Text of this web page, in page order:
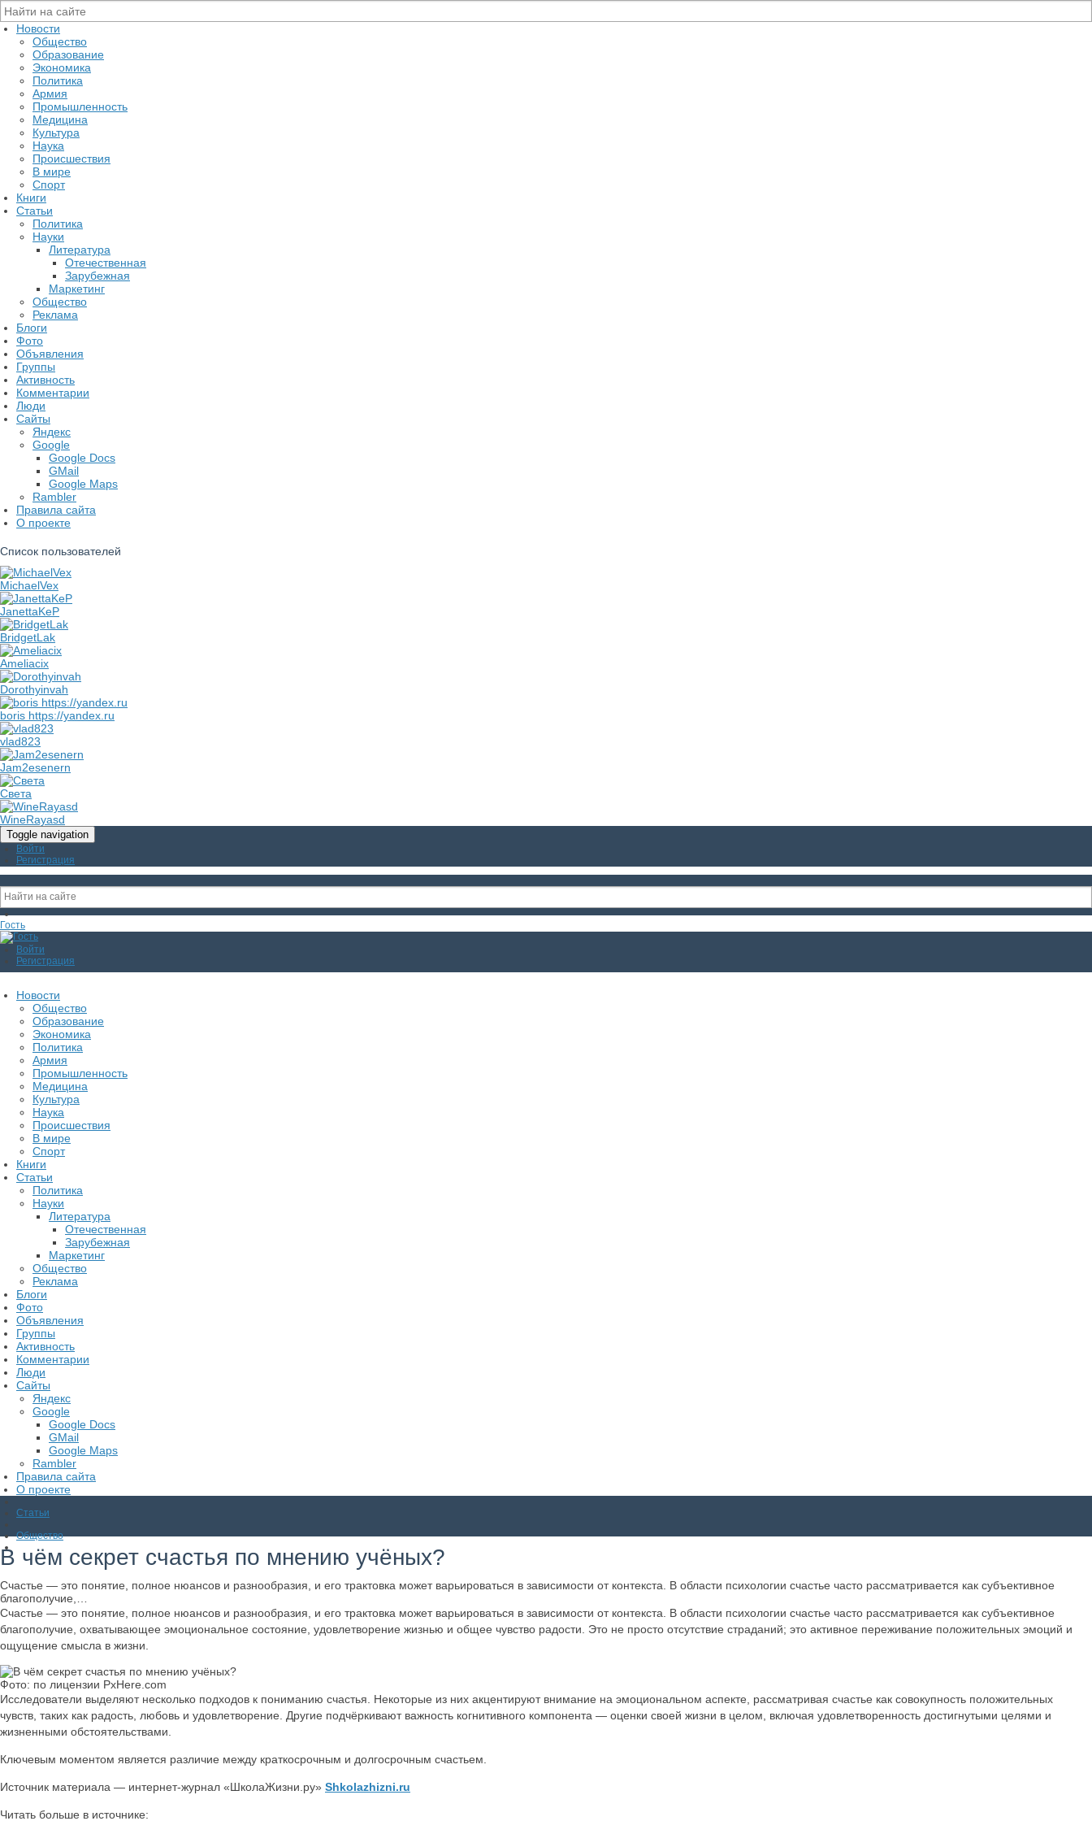
Новости
Общество
Образование
Экономика
Политика
Армия
Промышленность
Медицина
Культура
Наука
Происшествия
В мире
Спорт
Книги
Статьи
Политика
Науки
Литература
Отечественная
Зарубежная
Маркетинг
Общество
Реклама
Блоги
Фото
Объявления
Группы
Активность
Комментарии
Люди
Сайты
Яндекс
Google
Google Docs
GMail
Google Maps
Rambler
Правила сайта
О проекте
Список пользователей
MichaelVex
JanettaKeP
BridgetLak
Ameliacix
Dorothyinvah
boris https://yandex.ru
vlad823
Jam2esenern
Света
WineRayasd
Toggle navigation
Войти
Регистрация
Гость
Войти
Регистрация
Новости
Общество
Образование
Экономика
Политика
Армия
Промышленность
Медицина
Культура
Наука
Происшествия
В мире
Спорт
Книги
Статьи
Политика
Науки
Литература
Отечественная
Зарубежная
Маркетинг
Общество
Реклама
Блоги
Фото
Объявления
Группы
Активность
Комментарии
Люди
Сайты
Яндекс
Google
Google Docs
GMail
Google Maps
Rambler
Правила сайта
О проекте
Статьи
Общество
В чём секрет счастья по мнению учёных?
Счастье — это понятие, полное нюансов и разнообразия, и его трактовка может варьироваться в зависимости от контекста. В области психологии счастье часто рассматривается как субъективное
благополучие,…
Счастье — это понятие, полное нюансов и разнообразия, и его трактовка может варьироваться в зависимости от контекста. В области психологии счастье часто рассматривается как субъективное
благополучие, охватывающее эмоциональное состояние, удовлетворение жизнью и общее чувство радости. Это не просто отсутствие страданий; это активное переживание положительных эмоций и
ощущение смысла в жизни.
Фото: по лицензии PxHere.com
Исследователи выделяют несколько подходов к пониманию счастья. Некоторые из них акцентируют внимание на эмоциональном аспекте, рассматривая счастье как совокупность положительных
чувств, таких как радость, любовь и удовлетворение. Другие подчёркивают важность когнитивного компонента — оценки своей жизни в целом, включая удовлетворенность достигнутыми целями и
жизненными обстоятельствами.
Ключевым моментом является различие между краткосрочным и долгосрочным счастьем.
Источник материала — интернет-журнал «ШколаЖизни.ру» Shkolazhizni.ru
Читать больше в источнике: